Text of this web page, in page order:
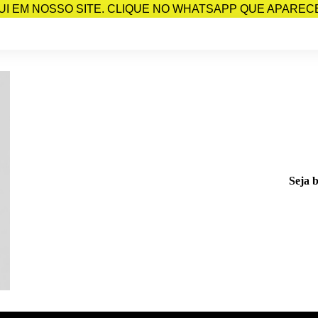
EM NOSSO SITE. CLIQUE NO WHATSAPP QUE
Seja